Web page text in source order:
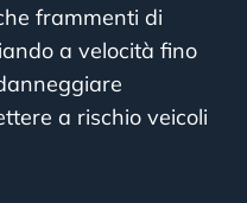
frammenti di
a velocità fino
a rischio veicoli